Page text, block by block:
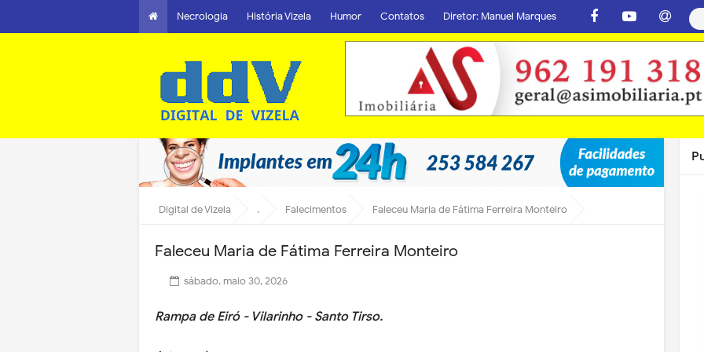
Necrologia História Vizela Humor Contatos Diretor: Manuel Marques
Digital de Vizela . Falecimentos Faleceu Maria de Fátima Ferreira Monteiro
Faleceu Maria de Fátima Ferreira Monteiro
sábado, maio 30, 2026
Rampa de Eiró - Vilarinho - Santo Tirso.